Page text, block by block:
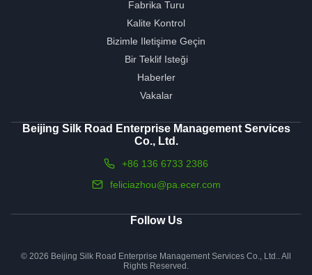
Fabrika Turu
Kalite Kontrol
Bizimle Iletişime Geçin
Bir Teklif Isteği
Haberler
Vakalar
Beijing Silk Road Enterprise Management Services
Co., Ltd.
+86 136 6733 2386
feliciazhou@pa.ecer.com
Follow Us
© 2026 Beijing Silk Road Enterprise Management Services Co., Ltd.. All
Rights Reserved.